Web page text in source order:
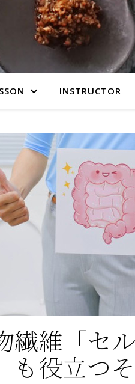
INSTRUCTOR
繊維「セ
も役立つ